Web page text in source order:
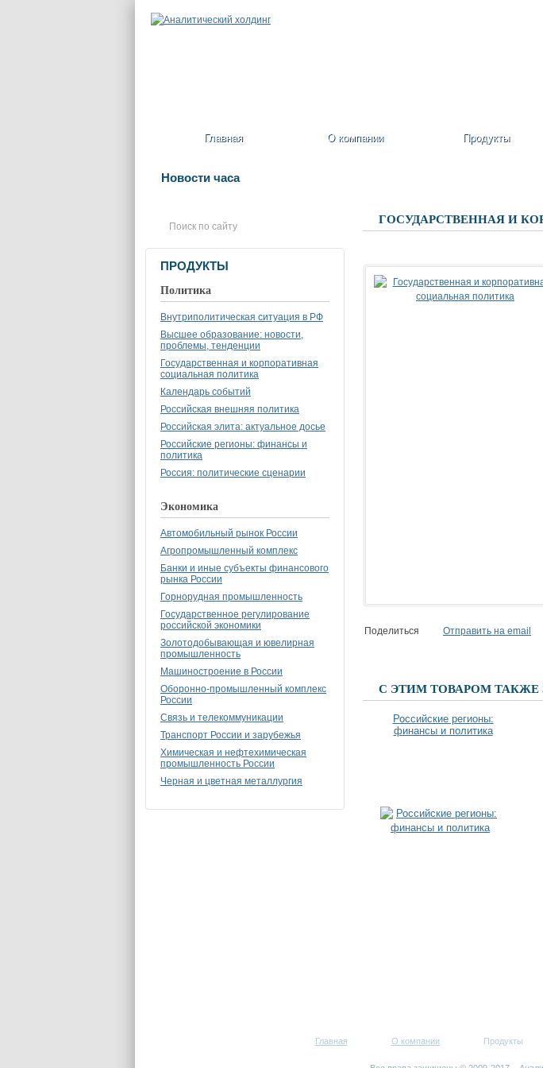
Главная О компании Продукты
Новости часа
ПРОДУКТЫ
Политика
Внутриполитическая ситуация в РФ
Высшее образование: новости,
проблемы, тенденции
Государственная и корпоративная
социальная политика
Календарь событий
Российская внешняя политика
Российская элита: актуальное досье
Российские регионы: финансы и
политика
Россия: политические сценарии
Экономика
Автомобильный рынок России
Агропромышленный комплекс
Банки и иные субъекты финансового
рынка России
Горнорудная промышленность
Государственное регулирование
российской экономики
Золотодобывающая и ювелирная
промышленность
Машиностроение в России
Оборонно-промышленный комплекс
России
Связь и телекоммуникации
Транспорт России и зарубежья
Химическая и нефтехимическая
промышленность России
Черная и цветная металлургия
ГОСУДАРСТВЕННАЯ И
Поделиться Отправить на email
С ЭТИМ ТОВАРОМ
Российские регионы:
финансы и политика
Главная О компании Продукты